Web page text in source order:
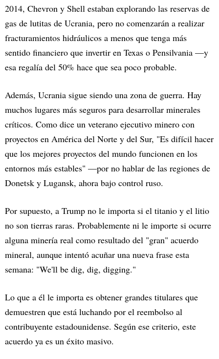
2014, Chevron y Shell estaban explorando las reservas de
gas de lutitas de Ucrania, pero no comenzarán a realizar
fracturamientos hidráulicos a menos que tenga más
sentido financiero que invertir en Texas o Pensilvania —y
esa regalía del 50% hace que sea poco probable.
Además, Ucrania sigue siendo una zona de guerra. Hay
muchos lugares más seguros para desarrollar minerales
críticos. Como dice un veterano ejecutivo minero con
proyectos en América del Norte y del Sur, "Es difícil hacer
que los mejores proyectos del mundo funcionen en los
entornos más estables" —por no hablar de las regiones de
Donetsk y Lugansk, ahora bajo control ruso.
Por supuesto, a Trump no le importa si el titanio y el litio
no son tierras raras. Probablemente ni le importe si ocurre
alguna minería real como resultado del "gran" acuerdo
mineral, aunque intentó acuñar una nueva frase esta
semana: "We'll be dig, dig, digging."
Lo que a él le importa es obtener grandes titulares que
demuestren que está luchando por el reembolso al
contribuyente estadounidense. Según ese criterio, este
acuerdo ya es un éxito masivo.